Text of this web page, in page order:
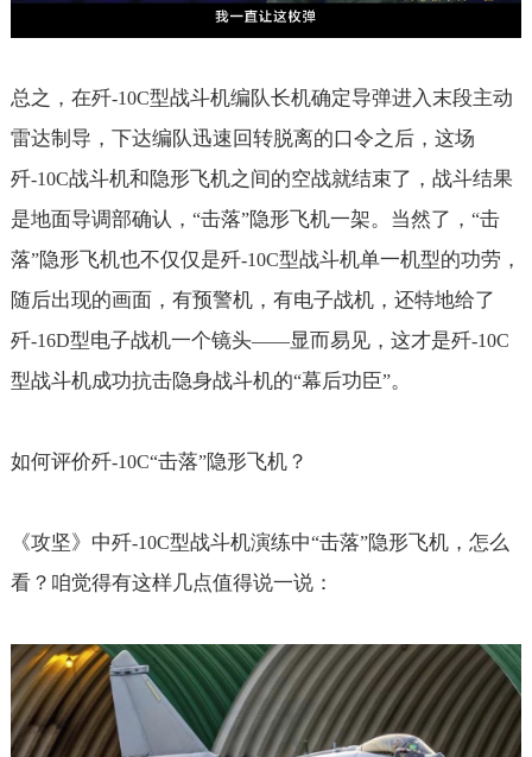
总之，在歼-10C型战斗机编队长机确定导弹进入末段主动
雷达制导，下达编队迅速回转脱离的口令之后，这场
歼-10C战斗机和隐形飞机之间的空战就结束了，战斗结果
是地面导调部确认， “击落”隐形飞机一架。当然了， “击
落”隐形飞机也不仅仅是歼-10C型战斗机单一机型的功劳，
随后出现的画面，有预警机，有电子战机，还特地给了
歼-16D型电子战机一个镜头——显而易见，这才是歼-10C
型战斗机成功抗击隐身战斗机的“幕后功臣”。
如何评价歼-10C“击落”隐形飞机？
《攻坚》中歼-10C型战斗机演练中“击落”隐形飞机，怎么
看？咱觉得有这样几点值得说一说：